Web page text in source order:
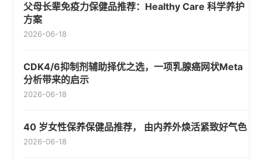
父母长辈免疫力保健品推荐：Healthy Care 科学养护
方案
2026-06-18
CDK4/6抑制剂辅助择优之选，一项乳腺癌网状Meta
分析带来的启示
2026-06-18
40 岁女性保养保健品推荐， 由内养外焕活紧致好气色
2026-06-18